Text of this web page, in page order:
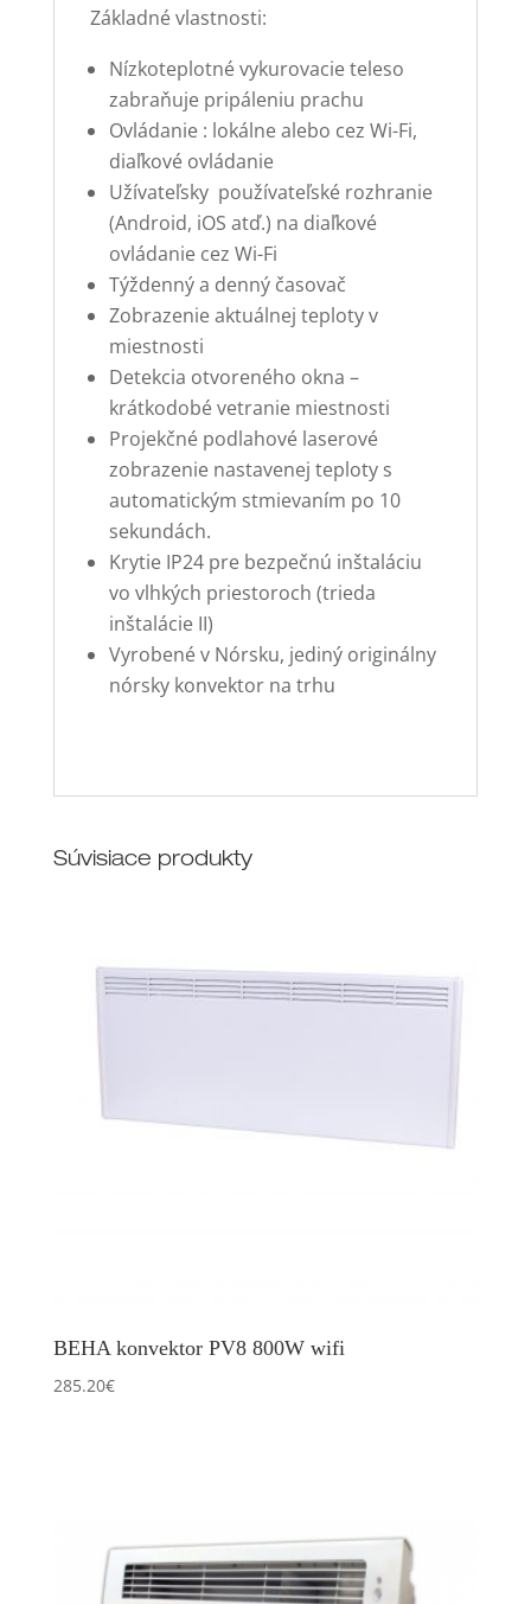
Základné vlastnosti:
Nízkoteplotné vykurovacie teleso
zabraňuje pripáleniu prachu
Ovládanie : lokálne alebo cez Wi-Fi,
diaľkové ovládanie
Užívateľsky používateľské rozhranie
(Android, iOS atď.) na diaľkové
ovládanie cez Wi-Fi
Týždenný a denný časovač
Zobrazenie aktuálnej teploty v
miestnosti
Detekcia otvoreného okna –
krátkodobé vetranie miestnosti
Projekčné podlahové laserové
zobrazenie nastavenej teploty s
automatickým stmievaním po 10
sekundách.
Krytie IP24 pre bezpečnú inštaláciu
vo vlhkých priestoroch (trieda
inštalácie II)
Vyrobené v Nórsku, jediný originálny
nórsky konvektor na trhu
Súvisiace produkty
BEHA konvektor PV8 800W wifi
285.20€